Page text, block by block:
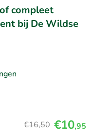
compleet
bij De Wildse
€16,50 €10,95